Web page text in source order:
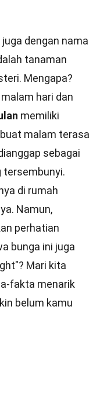
dengan nama
tanaman
Mengapa?
hari dan
memiliki
malam terasa
sebagai
tersembunyi.
di rumah
Namun,
perhatian
bunga ini juga
Mari kita
fakta menarik
belum kamu